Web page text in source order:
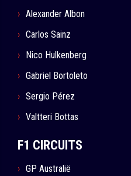
Alexander Albon
Carlos Sainz
Nico Hulkenberg
Gabriel Bortoleto
Sergio Pérez
Valtteri Bottas
F1 CIRCUITS
GP Australië